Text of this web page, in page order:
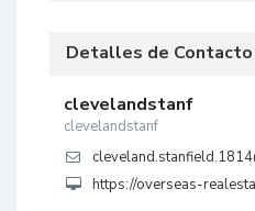
Detalles de Contacto
clevelandstanf
clevelandstanf
https://overseas-